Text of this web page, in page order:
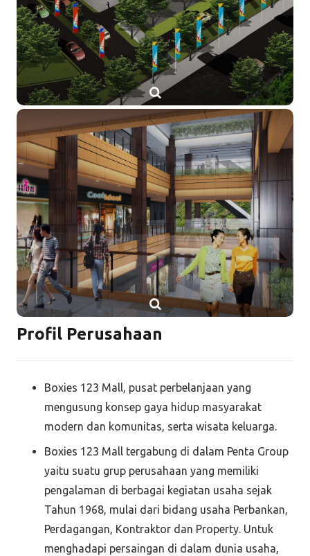
Profil Perusahaan
Boxies 123 Mall, pusat perbelanjaan yang
mengusung konsep gaya hidup masyarakat
modern dan komunitas, serta wisata keluarga.
Boxies 123 Mall tergabung di dalam Penta Group
yaitu suatu grup perusahaan yang memiliki
pengalaman di berbagai kegiatan usaha sejak
Tahun 1968, mulai dari bidang usaha Perbankan,
Perdagangan, Kontraktor dan Property. Untuk
menghadapi persaingan di dalam dunia usaha,